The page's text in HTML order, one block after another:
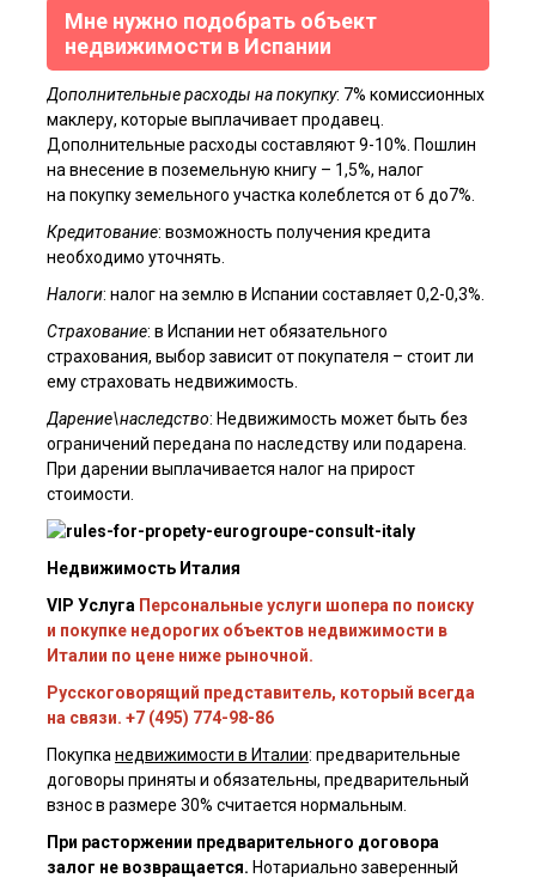
Мне нужно подобрать объект
недвижимости в Испании
Я ознакомлен(а) спользовательским соглашением, а также даю
Дополнительные расходы на покупку: 7% комиссионных
маклеру, которые выплачивает продавец.
Дополнительные расходы составляют 9-10%. Пошлин
на внесение в поземельную книгу – 1,5%, налог
на покупку земельного участка колеблется от 6 до7%.
Кредитование: возможность получения кредита
необходимо уточнять.
Налоги: налог на землю в Испании составляет 0,2-0,3%.
Страхование: в Испании нет обязательного
страхования, выбор зависит от покупателя – стоит ли
ему страховать недвижимость.
Дарение\наследство: Недвижимость может быть без
ограничений передана по наследству или подарена.
При дарении выплачивается налог на прирост
стоимости.
Недвижимость Италия
VIP Услуга Персональные услуги шопера по поиску
и покупке недорогих объектов недвижимости в
Италии по цене ниже рыночной.
Русскоговорящий представитель, который всегда
на связи. +7 (495) 774-98-86
Покупка недвижимости в Италии: предварительные
договоры приняты и обязательны, предварительный
взнос в размере 30% считается нормальным.
При расторжении предварительного договора
залог не возвращается. Нотариально заверенный